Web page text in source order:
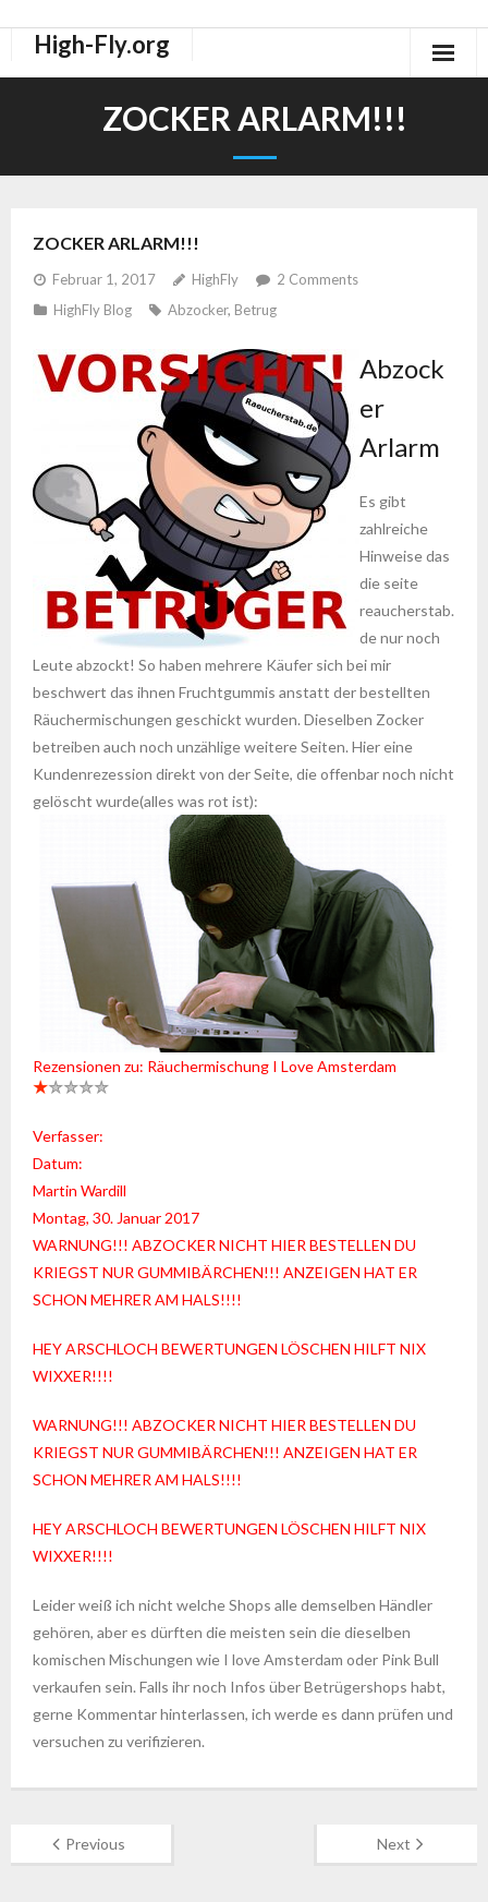
High-Fly.org
High-Fly Legal Highs Szeneblog
ZOCKER ARLARM!!!
ZOCKER ARLARM!!!
Februar 1, 2017 HighFly 2 Comments
HighFly Blog
Abzocker, Betrug
Abzock
er
Arlarm
Es gibt
zahlreiche
Hinweise das
die seite
reaucherstab.
de nur noch
Leute abzockt! So haben mehrere Käufer sich bei mir
beschwert das ihnen Fruchtgummis anstatt der bestellten
Räuchermischungen geschickt wurden. Dieselben Zocker
betreiben auch noch unzählige weitere Seiten. Hier eine
Kundenrezession direkt von der Seite, die offenbar noch nicht
gelöscht wurde(alles was rot ist):
Rezensionen zu: Räuchermischung I Love Amsterdam
Verfasser:
Datum:
Martin Wardill
Montag, 30. Januar 2017
WARNUNG!!! ABZOCKER NICHT HIER BESTELLEN DU
KRIEGST NUR GUMMIBÄRCHEN!!! ANZEIGEN HAT ER
SCHON MEHRER AM HALS!!!!
HEY ARSCHLOCH BEWERTUNGEN LÖSCHEN HILFT NIX
WIXXER!!!!
WARNUNG!!! ABZOCKER NICHT HIER BESTELLEN DU
KRIEGST NUR GUMMIBÄRCHEN!!! ANZEIGEN HAT ER
SCHON MEHRER AM HALS!!!!
HEY ARSCHLOCH BEWERTUNGEN LÖSCHEN HILFT NIX
WIXXER!!!!
Leider weiß ich nicht welche Shops alle demselben Händler
gehören, aber es dürften die meisten sein die dieselben
komischen Mischungen wie I love Amsterdam oder Pink Bull
verkaufen sein. Falls ihr noch Infos über Betrügershops habt,
gerne Kommentar hinterlassen, ich werde es dann prüfen und
versuchen zu verifizieren.
Previous Next